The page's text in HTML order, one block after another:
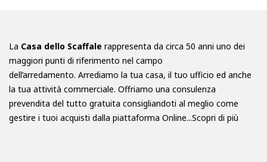
La Casa dello Scaffale rappresenta da circa 50 anni uno dei
maggiori punti di riferimento nel campo
dell’arredamento. Arrediamo la tua casa, il tuo ufficio ed anche
la tua attività commerciale. Offriamo una consulenza
prevendita del tutto gratuita consigliandoti al meglio come
gestire i tuoi acquisti dalla piattaforma Online...Scopri di più